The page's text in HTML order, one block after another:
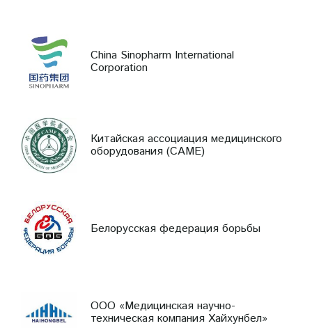
China Sinopharm International
Corporation
Китайская ассоциация медицинского
оборудования (CAME)
Белорусская федерация борьбы
ООО «Медицинская научно-
техническая компания Хайхунбел»